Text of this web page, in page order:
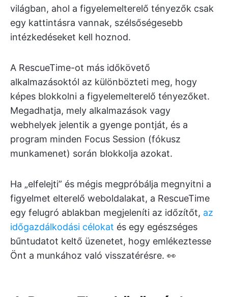
világban, ahol a figyelemelterelő tényezők csak
egy kattintásra vannak, szélsőségesebb
intézkedéseket kell hoznod.
A RescueTime-ot más időkövető
alkalmazásoktól az különbözteti meg, hogy
képes blokkolni a figyelemelterelő tényezőket.
Megadhatja, mely alkalmazások vagy
webhelyek jelentik a gyenge pontját, és a
program minden Focus Session (fókusz
munkamenet) során blokkolja azokat.
Ha „elfelejti” és mégis megpróbálja megnyitni a
figyelmet elterelő weboldalakat, a RescueTime
egy felugró ablakban megjeleníti az időzítőt, az
időgazdálkodási célokat és egy egészséges
bűntudatot keltő üzenetet, hogy emlékeztesse
Önt a munkához való visszatérésre. 👀